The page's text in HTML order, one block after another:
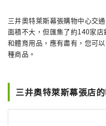
三井奧特萊斯幕張購物中心交
面積不大，但匯集了約140家
和體育用品，應有盡有，您可
種商品。
三井奧特萊斯幕張店